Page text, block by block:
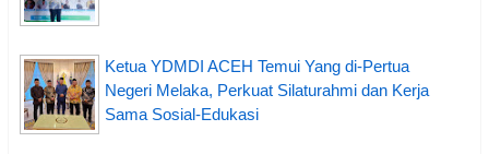
Ketua YDMDI ACEH Temui Yang di-Pertua
Negeri Melaka, Perkuat Silaturahmi dan Kerja
Sama Sosial-Edukasi